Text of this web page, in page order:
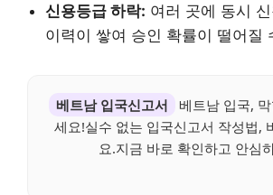
신용등급 하락: 여러 곳에 동시
이력이 쌓여 승인 확률이 떨어질
베트남 입국신고서
베트남 입국,
세요!실수 없는 입국신고서 작성법,
요.지금 바로 확인하고 안심